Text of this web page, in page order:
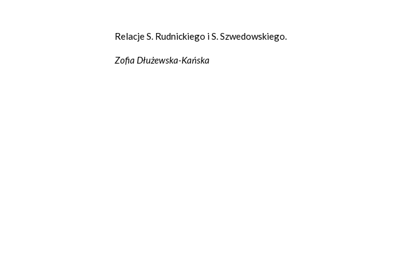
Relacje S. Rudnickiego i S. Szwedowskiego.
Zofia Dłużewska-Kańska